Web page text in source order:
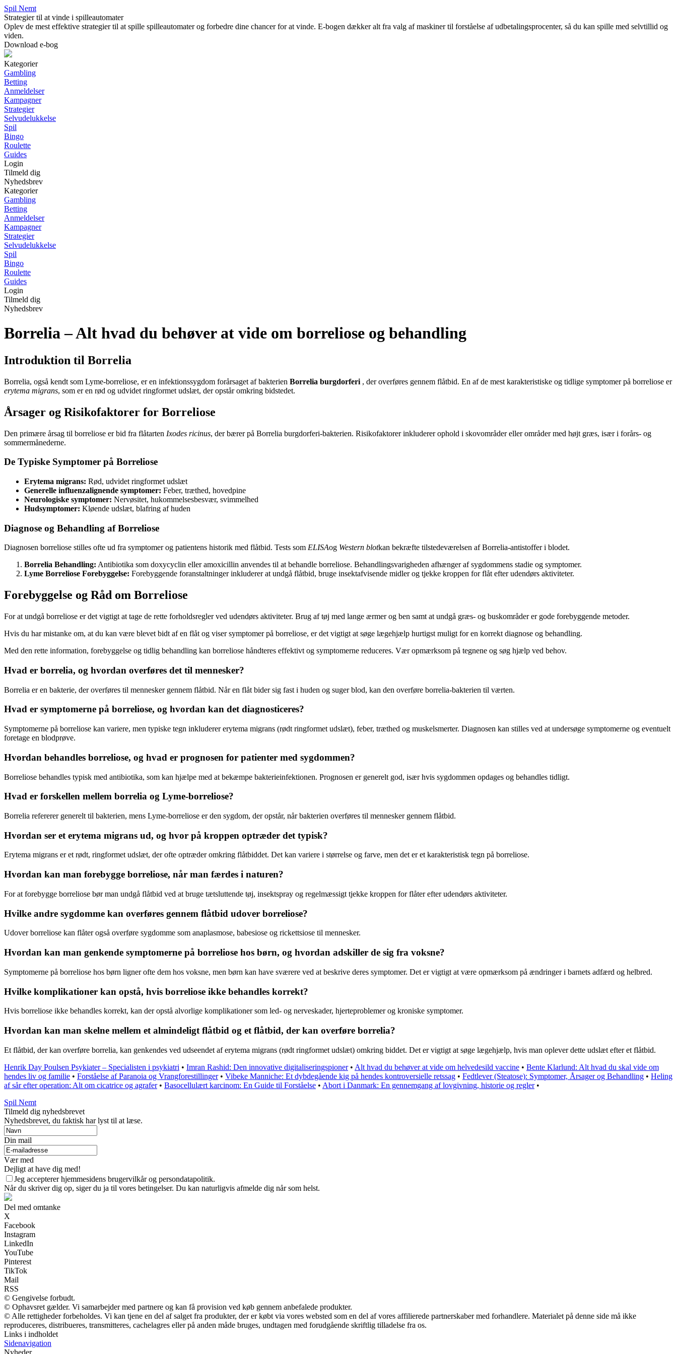
Spil Nemt
Strategier til at vinde i spilleautomater
Oplev de mest effektive strategier til at spille spilleautomater og forbedre dine chancer for at vinde. E-bogen dækker alt fra valg af maskiner til forståelse af udbetalingsprocenter, så du kan spille med selvtillid og
viden.
Download e-bog
Kategorier
Gambling
Betting
Anmeldelser
Kampagner
Strategier
Selvudelukkelse
Spil
Bingo
Roulette
Guides
Login
Tilmeld dig
Nyhedsbrev
Kategorier
Gambling
Betting
Anmeldelser
Kampagner
Strategier
Selvudelukkelse
Spil
Bingo
Roulette
Guides
Login
Tilmeld dig
Nyhedsbrev
Borrelia – Alt hvad du behøver at vide om borreliose og behandling
Introduktion til Borrelia
Borrelia, også kendt som Lyme-borreliose, er en infektionssygdom forårsaget af bakterien Borrelia burgdorferi , der overføres gennem flåtbid. En af de mest karakteristiske og tidlige symptomer på borreliose er
erytema migrans, som er en rød og udvidet ringformet udslæt, der opstår omkring bidstedet.
Årsager og Risikofaktorer for Borreliose
Den primære årsag til borreliose er bid fra flåtarten Ixodes ricinus, der bærer på Borrelia burgdorferi-bakterien. Risikofaktorer inkluderer ophold i skovområder eller områder med højt græs, især i forårs- og
sommermånederne.
De Typiske Symptomer på Borreliose
Erytema migrans: Rød, udvidet ringformet udslæt
Generelle influenzalignende symptomer: Feber, træthed, hovedpine
Neurologiske symptomer: Nervøsitet, hukommelsesbesvær, svimmelhed
Hudsymptomer: Kløende udslæt, blafring af huden
Diagnose og Behandling af Borreliose
Diagnosen borreliose stilles ofte ud fra symptomer og patientens historik med flåtbid. Tests som ELISAog Western blotkan bekræfte tilstedeværelsen af Borrelia-antistoffer i blodet.
Borrelia Behandling: Antibiotika som doxycyclin eller amoxicillin anvendes til at behandle borreliose. Behandlingsvarigheden afhænger af sygdommens stadie og symptomer.
Lyme Borreliose Forebyggelse: Forebyggende foranstaltninger inkluderer at undgå flåtbid, bruge insektafvisende midler og tjekke kroppen for flåt efter udendørs aktiviteter.
Forebyggelse og Råd om Borreliose
For at undgå borreliose er det vigtigt at tage de rette forholdsregler ved udendørs aktiviteter. Brug af tøj med lange ærmer og ben samt at undgå græs- og buskområder er gode forebyggende metoder.
Hvis du har mistanke om, at du kan være blevet bidt af en flåt og viser symptomer på borreliose, er det vigtigt at søge lægehjælp hurtigst muligt for en korrekt diagnose og behandling.
Med den rette information, forebyggelse og tidlig behandling kan borreliose håndteres effektivt og symptomerne reduceres. Vær opmærksom på tegnene og søg hjælp ved behov.
Hvad er borrelia, og hvordan overføres det til mennesker?
Borrelia er en bakterie, der overføres til mennesker gennem flåtbid. Når en flåt bider sig fast i huden og suger blod, kan den overføre borrelia-bakterien til værten.
Hvad er symptomerne på borreliose, og hvordan kan det diagnosticeres?
Symptomerne på borreliose kan variere, men typiske tegn inkluderer erytema migrans (rødt ringformet udslæt), feber, træthed og muskelsmerter. Diagnosen kan stilles ved at undersøge symptomerne og eventuelt
foretage en blodprøve.
Hvordan behandles borreliose, og hvad er prognosen for patienter med sygdommen?
Borreliose behandles typisk med antibiotika, som kan hjælpe med at bekæmpe bakterieinfektionen. Prognosen er generelt god, især hvis sygdommen opdages og behandles tidligt.
Hvad er forskellen mellem borrelia og Lyme-borreliose?
Borrelia refererer generelt til bakterien, mens Lyme-borreliose er den sygdom, der opstår, når bakterien overføres til mennesker gennem flåtbid.
Hvordan ser et erytema migrans ud, og hvor på kroppen optræder det typisk?
Erytema migrans er et rødt, ringformet udslæt, der ofte optræder omkring flåtbiddet. Det kan variere i størrelse og farve, men det er et karakteristisk tegn på borreliose.
Hvordan kan man forebygge borreliose, når man færdes i naturen?
For at forebygge borreliose bør man undgå flåtbid ved at bruge tætsluttende tøj, insektspray og regelmæssigt tjekke kroppen for flåter efter udendørs aktiviteter.
Hvilke andre sygdomme kan overføres gennem flåtbid udover borreliose?
Udover borreliose kan flåter også overføre sygdomme som anaplasmose, babesiose og rickettsiose til mennesker.
Hvordan kan man genkende symptomerne på borreliose hos børn, og hvordan adskiller de sig fra voksne?
Symptomerne på borreliose hos børn ligner ofte dem hos voksne, men børn kan have sværere ved at beskrive deres symptomer. Det er vigtigt at være opmærksom på ændringer i barnets adfærd og helbred.
Hvilke komplikationer kan opstå, hvis borreliose ikke behandles korrekt?
Hvis borreliose ikke behandles korrekt, kan der opstå alvorlige komplikationer som led- og nerveskader, hjerteproblemer og kroniske symptomer.
Hvordan kan man skelne mellem et almindeligt flåtbid og et flåtbid, der kan overføre borrelia?
Et flåtbid, der kan overføre borrelia, kan genkendes ved udseendet af erytema migrans (rødt ringformet udslæt) omkring biddet. Det er vigtigt at søge lægehjælp, hvis man oplever dette udslæt efter et flåtbid.
Henrik Day Poulsen Psykiater – Specialisten i psykiatri • Imran Rashid: Den innovative digitaliseringspioner• Alt hvad du behøver at vide om helvedesild vaccine • Bente Klarlund: Alt hvad du skal vide om
hendes liv og familie • Forståelse af Paranoia og Vrangforestillinger• Vibeke Manniche: Et dybdegående kig på hendes kontroversielle retssag • Fedtlever (Steatose): Symptomer, Årsager og Behandling • Heling
af sår efter operation: Alt om cicatrice og agrafer• Basocellulært karcinom: En Guide til Forståelse • Abort i Danmark: En gennemgang af lovgivning, historie og regler•
Spil Nemt
Tilmeld dig nyhedsbrevet
Nyhedsbrevet, du faktisk har lyst til at læse.
Din mail
Vær med
Dejligt at have dig med!
Jeg accepterer hjemmesidens brugervilkår og persondatapolitik.
Når du skriver dig op, siger du ja til vores betingelser. Du kan naturligvis afmelde dig når som helst.
Del med omtanke
X
Facebook
Instagram
LinkedIn
YouTube
Pinterest
TikTok
Mail
RSS
© Gengivelse forbudt.
© Ophavsret gælder. Vi samarbejder med partnere og kan få provision ved køb gennem anbefalede produkter.
© Alle rettigheder forbeholdes. Vi kan tjene en del af salget fra produkter, der er købt via vores websted som en del af vores affilierede partnerskaber med forhandlere. Materialet på denne side må ikke
reproduceres, distribueres, transmitteres, cachelagres eller på anden måde bruges, undtagen med forudgående skriftlig tilladelse fra os.
Links i indholdet
Sidenavigation
Nyheder